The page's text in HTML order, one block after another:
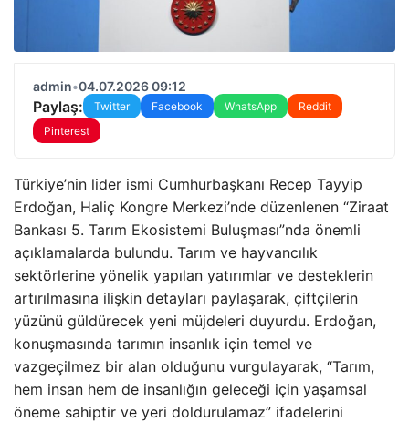
admin•04.07.2026 09:12
Paylaş: Twitter Facebook WhatsApp
Reddit
Pinterest
Türkiye’nin lider ismi Cumhurbaşkanı Recep Tayyip
Erdoğan, Haliç Kongre Merkezi’nde düzenlenen “Ziraat
Bankası 5. Tarım Ekosistemi Buluşması”nda önemli
açıklamalarda bulundu. Tarım ve hayvancılık
sektörlerine yönelik yapılan yatırımlar ve desteklerin
artırılmasına ilişkin detayları paylaşarak, çiftçilerin
yüzünü güldürecek yeni müjdeleri duyurdu. Erdoğan,
konuşmasında tarımın insanlık için temel ve
vazgeçilmez bir alan olduğunu vurgulayarak, “Tarım,
hem insan hem de insanlığın geleceği için yaşamsal
öneme sahiptir ve yeri doldurulamaz” ifadelerini